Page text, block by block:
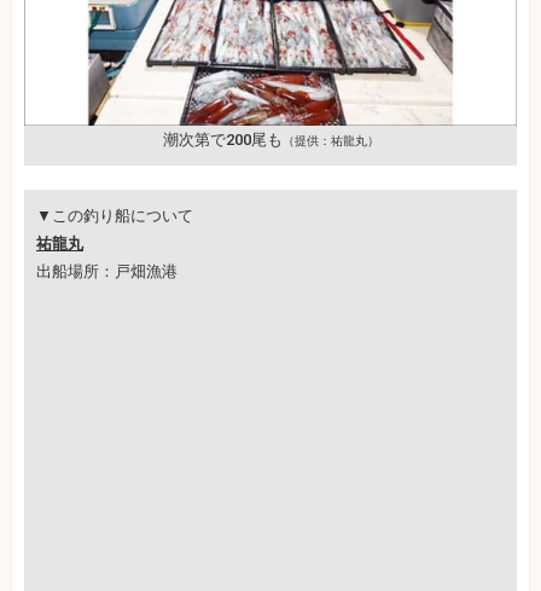
潮次第で200尾も （提供：祐龍丸）
▼この釣り船について
祐龍丸
出船場所：戸畑漁港